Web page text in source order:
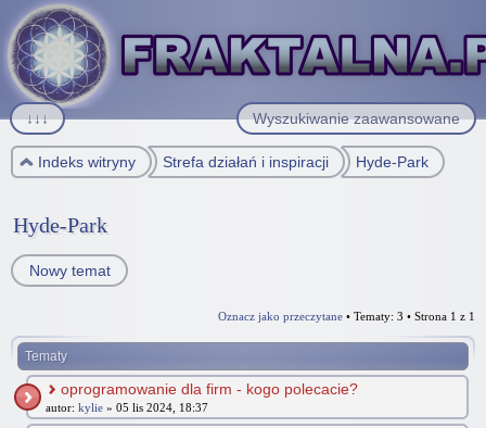
Wyszukiwanie zaawansowane
↓↓↓
Indeks witryny Strefa działań i inspiracji Hyde-Park
Hyde-Park
Nowy temat
Oznacz jako przeczytane • Tematy: 3 • Strona 1 z 1
Tematy
oprogramowanie dla firm - kogo polecacie?
autor: kylie » 05 lis 2024, 18:37